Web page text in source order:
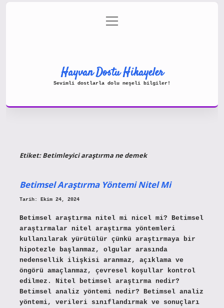
Gizlilik Politikası
menüyü
aç
Hayvan Dostu Hikayeler
Sevimli dostlarla dolu neşeli bilgiler!
Etiket:Betimleyici araştırma ne demek
Betimsel Araştırma Yöntemi Nitel Mi
Tarih: Ekim 24, 2024
Betimsel araştırma nitel mi nicel mi? Betimsel
araştırmalar nitel araştırma yöntemleri
kullanılarak yürütülür çünkü araştırmaya bir
hipotezle başlanmaz, olgular arasında
nedensellik ilişkisi aranmaz, açıklama ve
öngörü amaçlanmaz, çevresel koşullar kontrol
edilmez. Nitel betimsel araştırma nedir?
Betimsel analiz yöntemi nedir? Betimsel analiz
yöntemi, verileri sınıflandırmak ve sonuçları